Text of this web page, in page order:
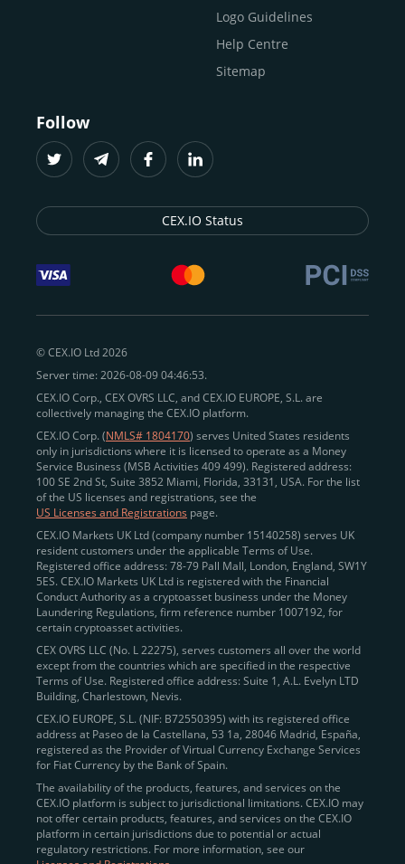
Logo Guidelines
Help Centre
Sitemap
Follow
CEX.IO Status
© CEX.IO Ltd 2026
Server time: 2026-08-09 04:46:53.
CEX.IO Corp., CEX OVRS LLC, and CEX.IO EUROPE, S.L. are
collectively managing the CEX.IO platform.
CEX.IO Corp. (NMLS# 1804170) serves United States residents
only in jurisdictions where it is licensed to operate as a Money
Service Business (MSB Activities 409 499). Registered address:
100 SE 2nd St, Suite 3852 Miami, Florida, 33131, USA. For the list
of the US licenses and registrations, see the
US Licenses and Registrations page.
CEX.IO Markets UK Ltd (company number 15140258) serves UK
resident customers under the applicable Terms of Use.
Registered office address: 78-79 Pall Mall, London, England, SW1Y
5ES. CEX.IO Markets UK Ltd is registered with the Financial
Conduct Authority as a cryptoasset business under the Money
Laundering Regulations, firm reference number 1007192, for
certain cryptoasset activities.
CEX OVRS LLC (No. L 22275), serves customers all over the world
except from the countries which are specified in the respective
Terms of Use. Registered office address: Suite 1, A.L. Evelyn LTD
Building, Charlestown, Nevis.
CEX.IO EUROPE, S.L. (NIF: B72550395) with its registered office
address at Paseo de la Castellana, 53 1a, 28046 Madrid, España,
registered as the Provider of Virtual Currency Exchange Services
for Fiat Currency by the Bank of Spain.
The availability of the products, features, and services on the
CEX.IO platform is subject to jurisdictional limitations. CEX.IO may
not offer certain products, features, and services on the CEX.IO
platform in certain jurisdictions due to potential or actual
regulatory restrictions. For more information, see our